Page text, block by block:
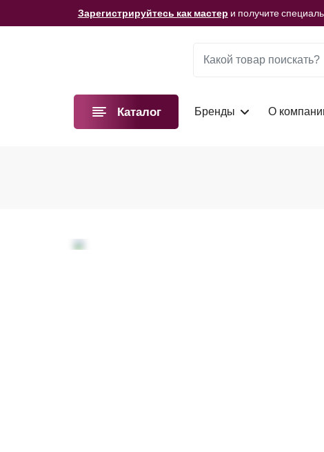
Зарегистрируйтесь как мастер и получите
Мы подготовили для вас видеоматериалы! Смотреть
Каталог Бренды О